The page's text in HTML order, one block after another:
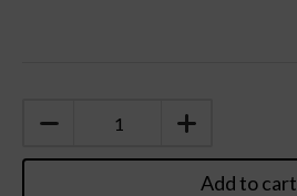
Add to cart